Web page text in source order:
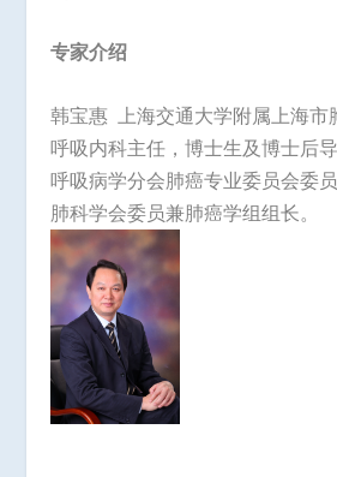
专家介绍
韩宝惠 上海交通大学附属上海市
呼吸内科主任，博士生及博士后
呼吸病学分会肺癌专业委员会委
肺科学会委员兼肺癌学组组长。